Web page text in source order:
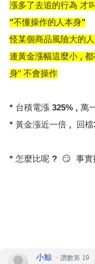
漲多了去追的行為
"不懂操作的人本身"
怪某個商品風險大的
連黃金漲幅這麼小 ,
身" 不會操作
* 台積電漲 325% , 萬
* 黃金漲近一倍 , 回
* 怎麼比呢 ? 😏 事實
小鯨 ・ 讚數第 19